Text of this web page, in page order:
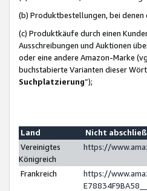
(b) Produktbestellungen, bei
(c) Produktkäufe durch einen
Ausschreibungen und Auktionen
oder eine andere Amazon-Marke
buchstabierte Varianten dieser
Suchplatzierung”);
Land
Nicht
Vereinigtes
Königreich
https://
Frankreich
https://